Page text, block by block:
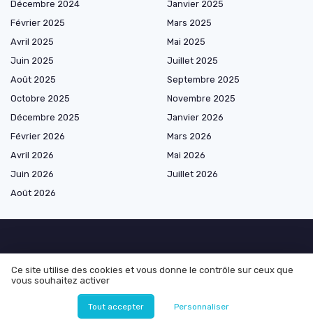
Décembre 2024
Janvier 2025
Février 2025
Mars 2025
Avril 2025
Mai 2025
Juin 2025
Juillet 2025
Août 2025
Septembre 2025
Octobre 2025
Novembre 2025
Décembre 2025
Janvier 2026
Février 2026
Mars 2026
Avril 2026
Mai 2026
Juin 2026
Juillet 2026
Août 2026
Agence de developpement web : comment choisir la meilleure pour
Optimiser l'aménagement extérieur grâce à l'IA à partir d'une photo
Ce site utilise des cookies et vous donne le contrôle sur ceux que
vous souhaitez activer
Tout accepter Personnaliser